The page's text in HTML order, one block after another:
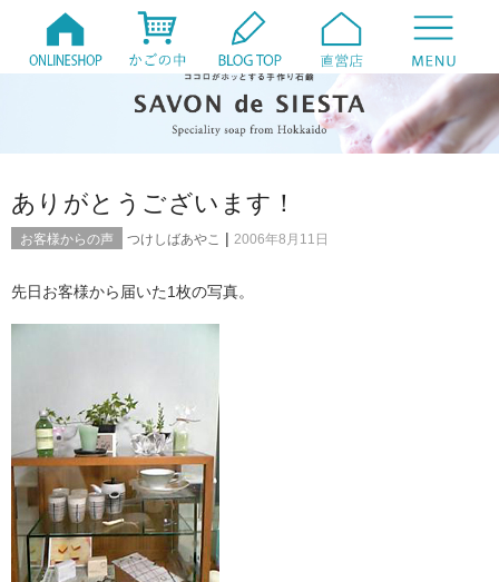
ありがとうございます！
お客様からの声 つけしばあやこ | 2006年8月11日
先日お客様から届いた1枚の写真。